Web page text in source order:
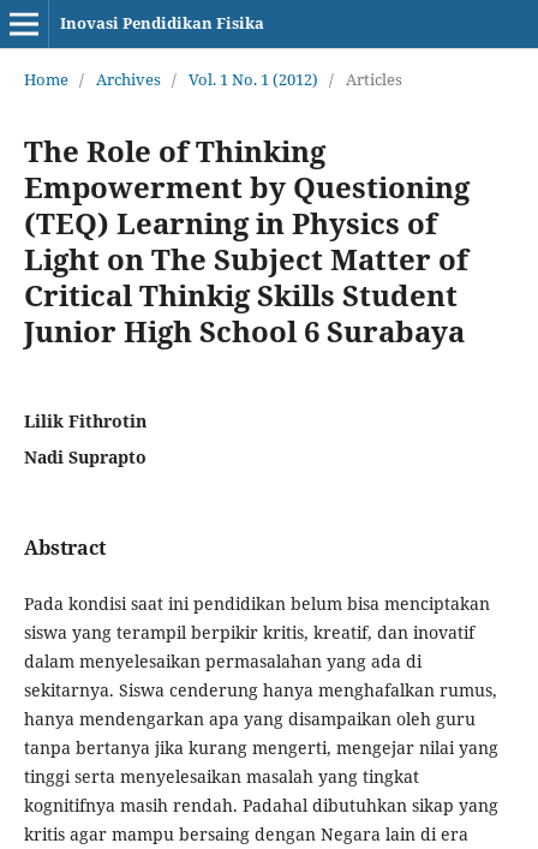
Inovasi Pendidikan Fisika
Home / Archives / Vol. 1 No. 1 (2012) / Articles
The Role of Thinking
Empowerment by Questioning
(TEQ) Learning in Physics of
Light on The ‎Subject Matter of
Critical Thinkig Skills Student
Junior High School 6 Surabaya
Lilik Fithrotin
Nadi Suprapto
Abstract
Pada kondisi saat ini pendidikan belum bisa menciptakan
siswa yang terampil berpikir kritis, kreatif, dan inovatif
dalam menyelesaikan permasalahan yang ada di
sekitarnya. Siswa cenderung hanya menghafalkan rumus,
hanya mendengarkan apa yang disampaikan oleh guru
tanpa bertanya jika kurang mengerti, mengejar nilai yang
tinggi serta menyelesaikan masalah yang tingkat
kognitifnya masih rendah. Padahal dibutuhkan sikap yang
kritis agar mampu bersaing dengan Negara lain di era